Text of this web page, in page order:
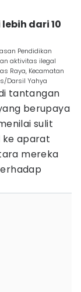
dari 10
Pendidikan
aktivitas ilegal
Raya, Kecamatan
Darsil Yahya
tantangan
berupaya
sulit
aparat
mereka